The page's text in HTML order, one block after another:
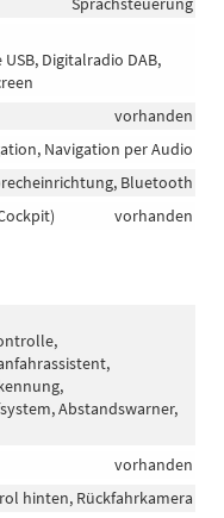
Digitalradio DAB,
vorhanden
Navigation per Audio
Bluetooth
vorhanden
Abstandswarner,
vorhanden
hinten, Rückfahrkamera